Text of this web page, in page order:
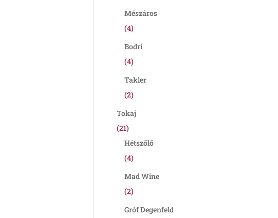
Mészáros
(4)
Bodri
(4)
Takler
(2)
Tokaj
(21)
Hétszőlő
(4)
Mad Wine
(2)
Gróf Degenfeld